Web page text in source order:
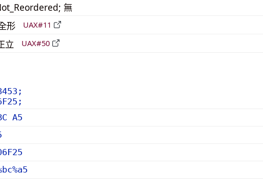
無
形 UAX#11
立 UAX#50
A5